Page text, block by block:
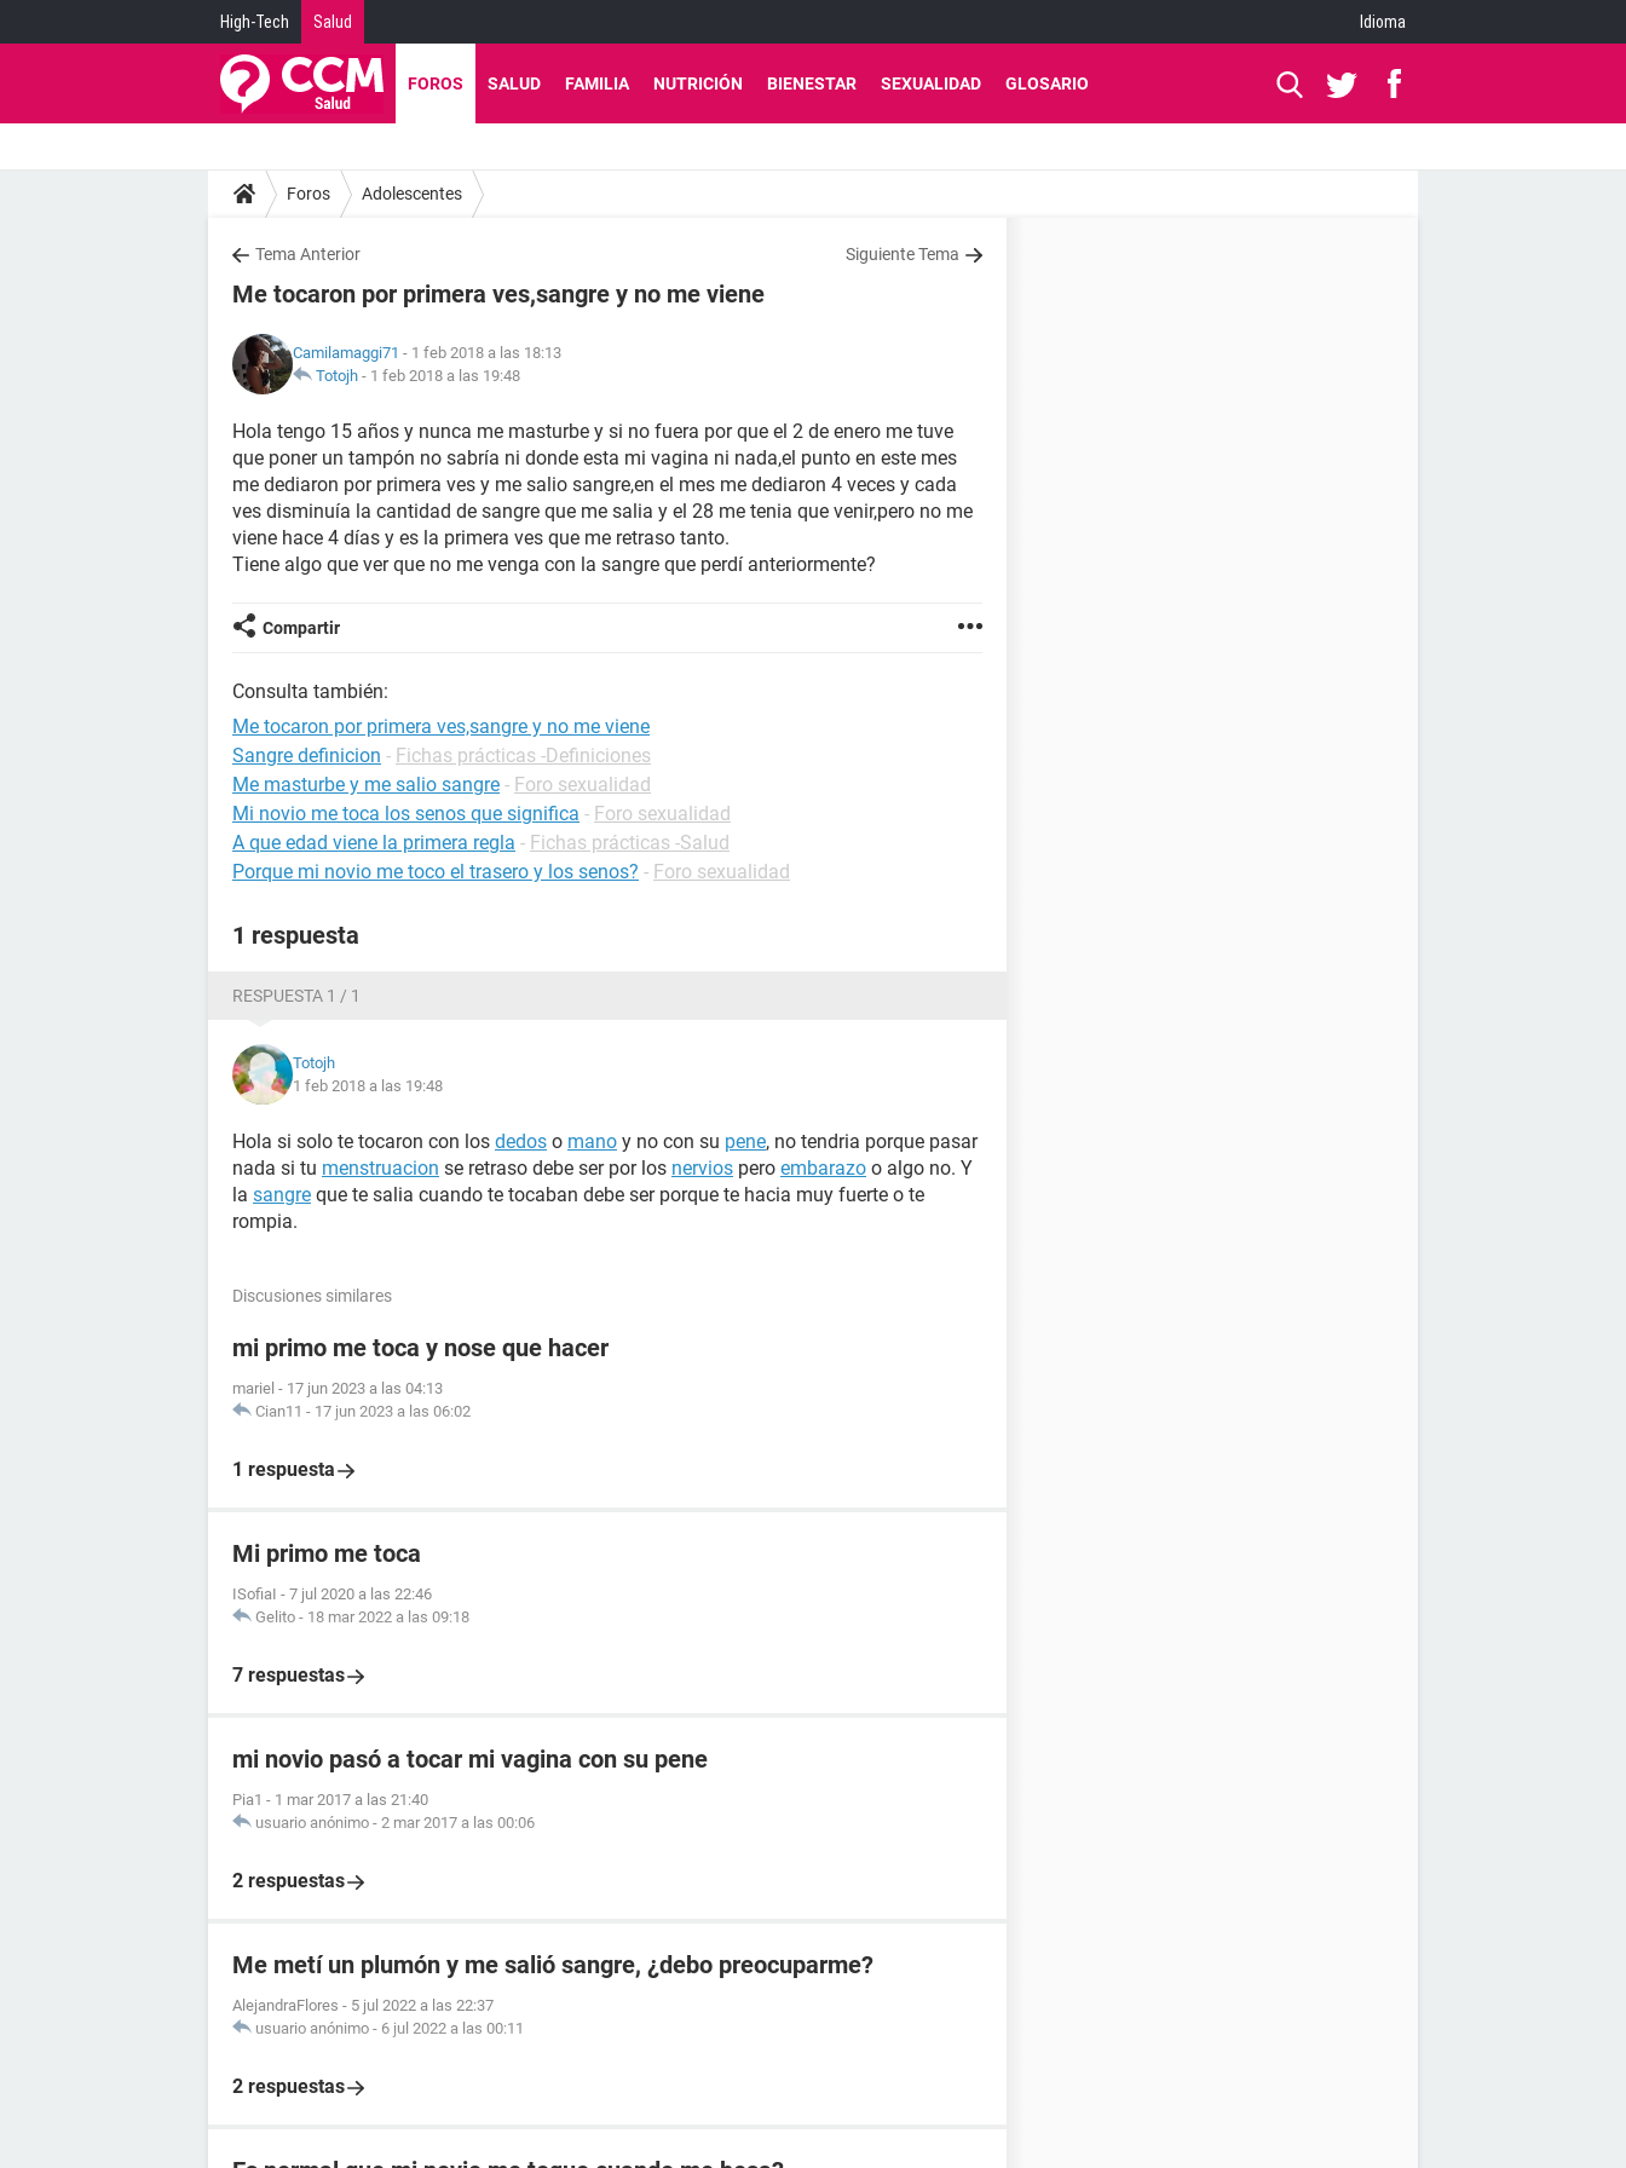
High-Tech Salud Idioma
FOROS SALUD FAMILIA NUTRICIÓN BIENESTAR SEXUALIDAD GLOSARIO
Foros Adolescentes
Tema Anterior Siguiente Tema
Me tocaron por primera ves,sangre y no me viene
Camilamaggi71 - 1 feb 2018 a las 18:13
Totojh - 1 feb 2018 a las 19:48
Hola tengo 15 años y nunca me masturbe y si no fuera por que el 2 de enero me tuve
que poner un tampón no sabría ni donde esta mi vagina ni nada,el punto en este mes
me dediaron por primera ves y me salio sangre,en el mes me dediaron 4 veces y cada
ves disminuía la cantidad de sangre que me salia y el 28 me tenia que venir,pero no me
viene hace 4 días y es la primera ves que me retraso tanto.
Tiene algo que ver que no me venga con la sangre que perdí anteriormente?
Compartir
Consulta también:
Me tocaron por primera ves,sangre y no me viene
Sangre definicion - Fichas prácticas -Definiciones
Me masturbe y me salio sangre - Foro sexualidad
Mi novio me toca los senos que significa - Foro sexualidad
A que edad viene la primera regla - Fichas prácticas -Salud
Porque mi novio me toco el trasero y los senos? - Foro sexualidad
1 respuesta
RESPUESTA 1 / 1
Totojh
1 feb 2018 a las 19:48
Hola si solo te tocaron con los dedos o mano y no con su pene, no tendria porque pasar
nada si tu menstruacion se retraso debe ser por los nervios pero embarazo o algo no. Y
la sangre que te salia cuando te tocaban debe ser porque te hacia muy fuerte o te
rompia.
Discusiones similares
mi primo me toca y nose que hacer
mariel - 17 jun 2023 a las 04:13
Cian11 - 17 jun 2023 a las 06:02
1 respuesta
Mi primo me toca
ISofiaI - 7 jul 2020 a las 22:46
Gelito - 18 mar 2022 a las 09:18
7 respuestas
mi novio pasó a tocar mi vagina con su pene
Pia1 - 1 mar 2017 a las 21:40
usuario anónimo - 2 mar 2017 a las 00:06
2 respuestas
Me metí un plumón y me salió sangre, ¿debo preocuparme?
AlejandraFlores - 5 jul 2022 a las 22:37
usuario anónimo - 6 jul 2022 a las 00:11
2 respuestas